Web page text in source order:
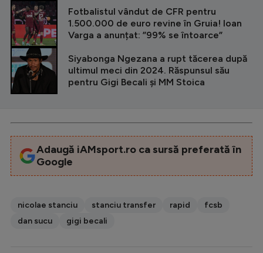
Fotbalistul vândut de CFR pentru
1.500.000 de euro revine în Gruia! Ioan
Varga a anunțat: ”99% se întoarce”
Siyabonga Ngezana a rupt tăcerea după
ultimul meci din 2024. Răspunsul său
pentru Gigi Becali și MM Stoica
Adaugă iAMsport.ro ca sursă preferată în
Google
nicolae stanciu stanciu transfer rapid
fcsb
dan sucu
gigi becali